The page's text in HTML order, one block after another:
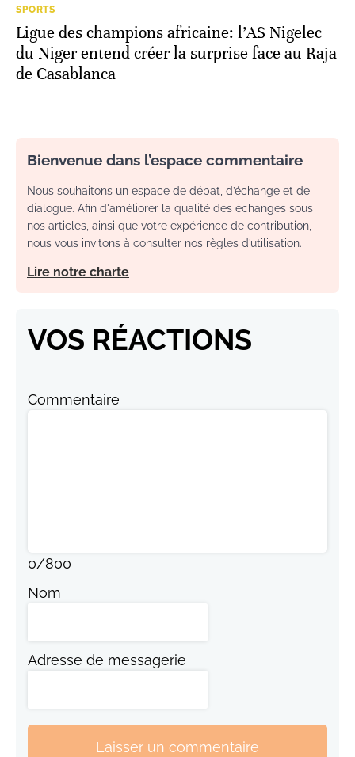
SPORTS
Ligue des champions africaine: l’AS Nigelec
du Niger entend créer la surprise face au Raja
de Casablanca
Bienvenue dans l’espace commentaire
Nous souhaitons un espace de débat, d’échange et de
dialogue. Afin d'améliorer la qualité des échanges sous
nos articles, ainsi que votre expérience de contribution,
nous vous invitons à consulter nos règles d’utilisation.
Lire notre charte
VOS RÉACTIONS
Commentaire
0/800
Nom
Adresse de messagerie
Laisser un commentaire